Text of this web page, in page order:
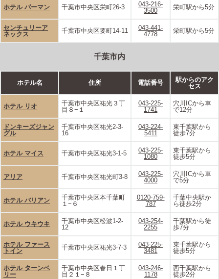
ホテル パーマン 千葉市中央区栄町26-3
043-216-
3500
栄町駅から5分
センチュリーア
ネックス
千葉市中央区要町14-11
043-441-
4778
栄町駅から5分
千葉市内
ホテル名 住所 電話番号
駅からのアク
セス
ホテル リオ
千葉市中央区祐光３丁
目８−１
043-225-
1741
穴川ICから車
で12分
ドンキーズジャン
グル
千葉市中央区祐光2-3-
16
043-224-
5411
東千葉駅から
徒歩7分
ホテル マイス 千葉市中央区祐光3-1-5
043-225-
1080
東千葉駅から
徒歩5分
アリア 千葉市中央区祐光町3-8
043-225-
4000
穴川ICから車
で5分
ホテル バリアン
千葉市中央区本千葉町
１−６
0120-759-
787
千葉中央駅か
ら徒歩2分
ホテル ウキウキ
千葉市中央区松波1-2-
12
043-254-
2255
千葉駅から徒
歩7分
ホテル ファース
トイン
千葉市中央区祐光3-7-3
043-225-
3481
東千葉駅から
徒歩5分
ホテル ターンベ
リー
千葉市中央区春日１丁
目２１−８
043-246-
1178
西千葉駅から
徒歩2分